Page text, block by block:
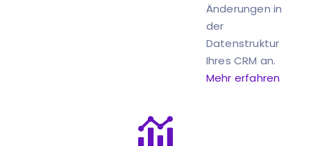
Änderungen in
der
Datenstruktur
Ihres CRM an.
Mehr erfahren